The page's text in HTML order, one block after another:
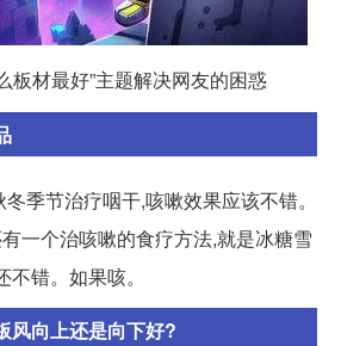
板材最好”主题解决网友的困惑
季节治疗咽干,咳嗽效果应该不错。
一个治咳嗽的食疗方法,就是冰糖雪
错。如果咳。
风向上还是向下好?